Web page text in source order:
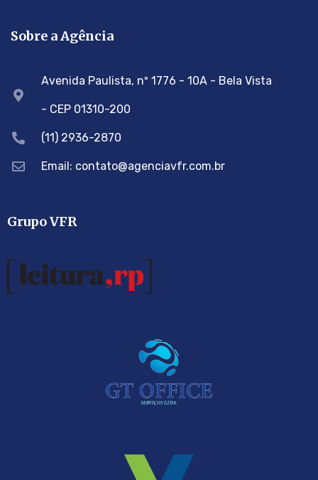
Sobre a Agência
Avenida Paulista, nº 1776 - 10A - Bela Vista
- CEP 01310-200
(11) 2936-2870
Email: contato@agenciavfr.com.br
Grupo VFR